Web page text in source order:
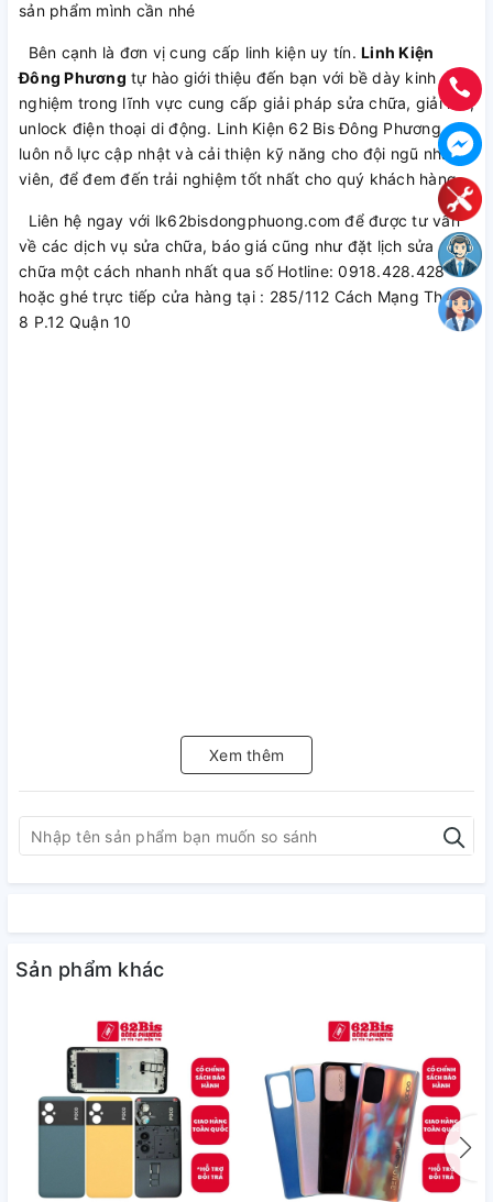
sản phẩm mình cần nhé
Bên cạnh là đơn vị cung cấp linh kiện uy tín. Linh Kiện
Đông Phương tự hào giới thiệu đến bạn với bề dày kinh
nghiệm trong lĩnh vực cung cấp giải pháp sửa chữa, giải mã,
unlock điện thoại di động. Linh Kiện 62 Bis Đông Phương
luôn nỗ lực cập nhật và cải thiện kỹ năng cho đội ngũ nhân
viên, để đem đến trải nghiệm tốt nhất cho quý khách hàng.
Liên hệ ngay với lk62bisdongphuong.com để được tư vấn
về các dịch vụ sửa chữa, báo giá cũng như đặt lịch sửa
chữa một cách nhanh nhất qua số Hotline: 0918.428.428
hoặc ghé trực tiếp cửa hàng tại : 285/112 Cách Mạng Tháng
8 P.12 Quận 10
Xem thêm
Sản phẩm khác